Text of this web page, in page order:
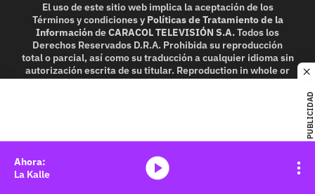
PUBLICIDAD
El uso de este sitio web implica la aceptación de los
Términos y condicionesy Políticas de Tratamiento de la
InformacióndeCARACOL TELEVISIÓN S.A.Todos los
Derechos Reservados D.R.A. Prohibida su reproducción
total o parcial, así como su traducción a cualquier idioma sin
autorización escrita de su titular. Reproduction in whole or
La Kalle